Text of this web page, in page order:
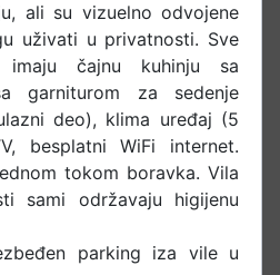
ali su vizuelno odvojene
uživati u privatnosti. Sve
imaju čajnu kuhinju sa
garniturom za sedenje
deo), klima uređaj (5
besplatni WiFi internet.
tokom boravka. Vila
sami održavaju higijenu
parking iza vile u